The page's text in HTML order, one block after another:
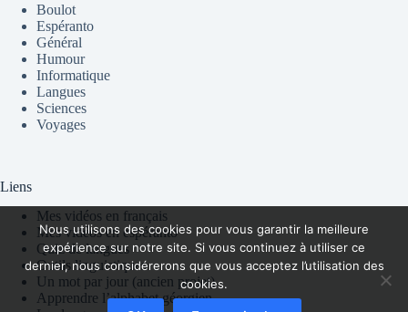
Boulot
Espéranto
Général
Humour
Informatique
Langues
Sciences
Voyages
Liens
Mes vidéos en français
Mes vidéos en espéranto
Quiz de langues
Outils linguistiques
Un mot par jour (ancien projet)
Apprendre l’alphabet géorgien
Nous utilisons des cookies pour vous garantir la meilleure
expérience sur notre site. Si vous continuez à utiliser ce
dernier, nous considérerons que vous acceptez l’utilisation des
cookies.